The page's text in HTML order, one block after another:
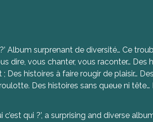
!?’ Album surprenant de diversité… Ce
dire, vous chanter, vous raconter…
Des histoires à faire rougir de plaisir…
Des histoires sans queue ni
c’est qui ?’, a surprising and diverse